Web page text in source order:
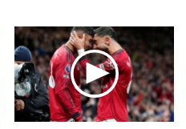
Γυναίκα
Showbiz
Ταξίδια
Συνταγές